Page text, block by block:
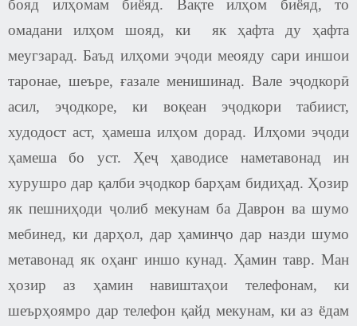
бояд илҳомам биёяд. Вақте илҳом биёяд, то
омадани илҳом шояд, ки як ҳафта ду ҳафта
меугзарад. Баъд илҳоми эҷоди меояду сари иншои
таронае, шеъре, ғазале менишинад. Вале эҷодкорӣ
асил, эҷодкоре, ки воқеан эҷодкори табиист,
худодост аст, ҳамеша илҳом дорад. Илҳоми эҷоди
ҳамеша бо уст. Ҳеҷ ҳаводисе наметавонад ин
хурушро дар қалби эҷодкор барҳам бидиҳад. Ҳозир
як пешниҳоди ҷолиб мекунам ба Даврон ва шумо
мебинед, ки дарҳол, дар ҳаминҷо дар назди шумо
метавонад як оҳанг иншо кунад. Ҳамин тавр. Ман
ҳозир аз ҳамин навиштаҳои телефонам, ки
шеърҳоямро дар телефон қайд мекунам, ки аз ёдам